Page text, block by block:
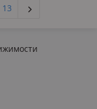
13